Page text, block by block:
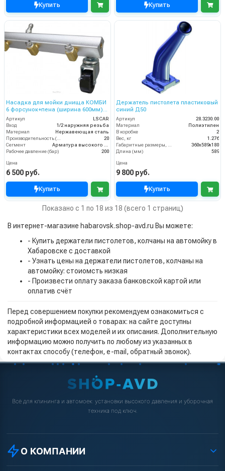
Купить Купить
Насадка для мойки днища КОМБИ
6 форсунок+пена (ширина 600мм)
вход 1/4 ш. смыв , пены
Артикул
LSCAR
Вход
1/2 наружняя резьба
Материал
Нержавеющая сталь
Производительность (л/мин)
20
Сегмент
Арматура высокого давления
Рабочее давление (бар)
200
Цена
6 500 руб.
Купить
Держатель пистолета пластиковый
синий Д50
Артикул
28.3230.00
Материал
Полиэтилен
В коробке
2
Вес, кг
1.276
Габаритные размеры, мм
360x589x180
Длина (мм)
589
Цена
9 800 руб.
Купить
Показано с 1 по 18 из 18 (всего 1 страниц)
В интернет-магазине habarovsk.shop-avd.ru Вы можете:
- Купить держатели пистолетов, колчаны на автомойку в
Хабаровске с доставкой
- Узнать цены на держатели пистолетов, колчаны на
автомойку: стоиомсть низкая
- Произвести оплату заказа банковской картой или
оплатив счёт
Перед совершением покупки рекомендуем ознакомиться с
подробной информацией о товарах: на сайте доступны
характеристики всех моделей и их описания. Дополнительную
информацию можно получить по любому из указанных в
контактах способу (телефон, e-mail, обратный звонок).
Всё для клининга и автомоек: установки высокого давления и уборочная
техника под ключ.
О КОМПАНИИ
О компании